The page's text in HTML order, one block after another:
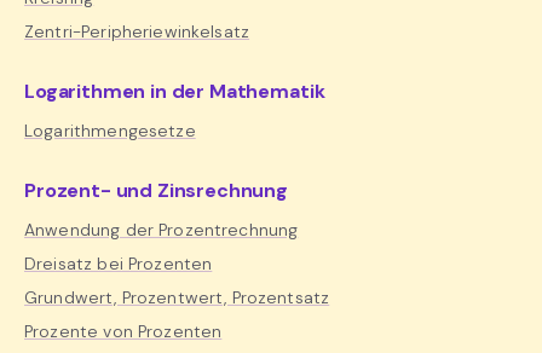
Zentri-Peripheriewinkelsatz
Logarithmen in der Mathematik
Logarithmengesetze
Prozent- und Zinsrechnung
Anwendung der Prozentrechnung
Dreisatz bei Prozenten
Grundwert, Prozentwert, Prozentsatz
Prozente von Prozenten